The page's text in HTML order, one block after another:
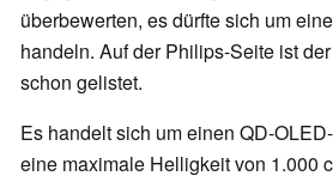
überbewerten, es dürfte sich um
handeln. Auf der Philips-Seite ist
schon gelistet.
Es handelt sich um einen QD-
eine maximale Helligkeit von 1.000